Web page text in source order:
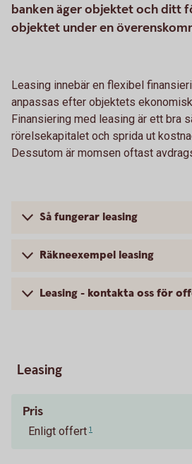
banken äger objektet och ditt
objektet under en
Leasing innebär en flexibel
anpassas efter objektets
Finansiering med leasing är ett bra
rörelsekapitalet och sprida ut
Dessutom är momsen oftast
Så fungerar leasing
Räkneexempel leasing
Leasing - kontakta oss för
Leasing
Pris
Enligt offert 1